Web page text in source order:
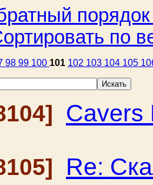
по
98 99 100 101 102 103 104 105
Cavers
Re: